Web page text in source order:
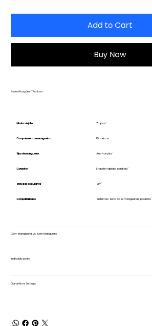
Add to Cart
Buy Now
Especificações Técnicas
Modos de jato 7 tipos
Comprimento da mangueira 1,5 metros
Tipo de mangueira Anti-torção
Conector Engate rápido padrão
Trava de segurança Sim
Compatibilidade Sistemas Zero Ka e mangueiras padrão
Com Mangueira vs Sem Mangueira
Indicado para
Garantia e Entrega